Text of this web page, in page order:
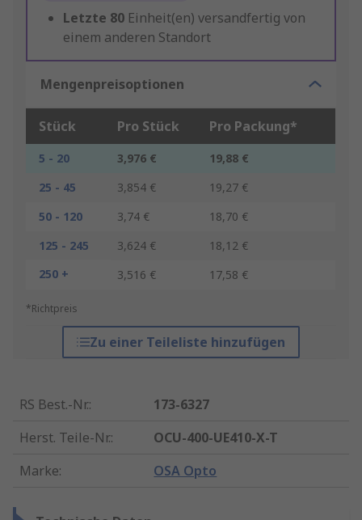
Letzte 80 Einheit(en) versandfertig von
einem anderen Standort
Mengenpreisoptionen
Stück Pro Stück Pro Packung*
5 - 20 3,976 €
19,88 €
25 - 45
3,854 €
19,27 €
50 - 120
3,74 €
18,70 €
125 - 245
3,624 €
18,12 €
250 +
3,516 € 17,58 €
*Richtpreis
Zu einer Teileliste hinzufügen
RS Best.-Nr.:
173-6327
Herst. Teile-Nr.:
OCU-400-UE410-X-T
Marke: OSA Opto